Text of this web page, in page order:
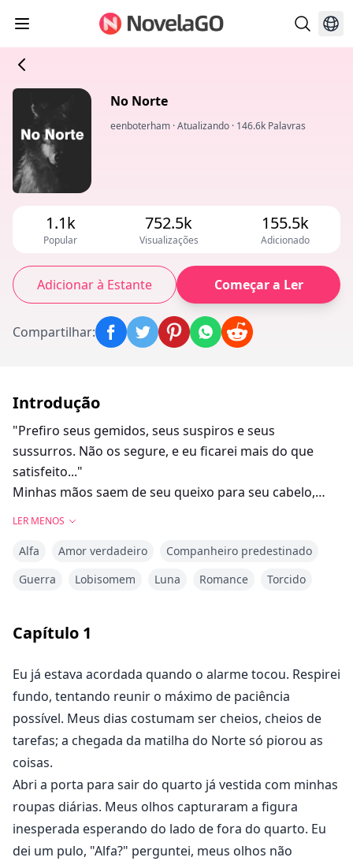
No Norte
eenboterham ·Atualizando · 146.6k Palavras
1.1k
Popular
752.5k
Visualizações
155.5k
Adicionado
Adicionar à Estante Começar a Ler
Compartilhar:
Introdução
"Prefiro seus gemidos, seus suspiros e seus
sussurros. Não os segure, e eu ficarei mais do que
satisfeito..."
Minhas mãos saem de seu queixo para seu cabelo,
dá um beijo molhado bem ao lado do meu umbigo. Eu
me contraio ao soltar um suspiro. Ele vai subindo,
completamente fora e sua boca esteja em meu
Aelin tem sido maltratada por sua alcateia pelo tempo
que consegue se lembrar, mas à medida que as
ameaças do Reino dos Vampiros se tornam mais
palpáveis, sua alcateia precisa chamar os do Norte
para ajudá-los a treinar e se preparar para o Reino dos
Vampiros. O que acontece quando o Alfa do Norte se
interessa por Aelin?
LER MENOS
Alfa Amor verdadeiro
Companheiro predestinado
Guerra
Lobisomem Luna Romance Torcido
Capítulo 1
Eu já estava acordada quando o alarme tocou. Respirei
fundo, tentando reunir o máximo de paciência
possível. Meus dias costumam ser cheios, cheios de
tarefas; a chegada da matilha do Norte só piorou as
coisas.
Abri a porta para sair do quarto já vestida com minhas
roupas diárias. Meus olhos capturaram a figura
inesperada esperando do lado de fora do quarto. Eu
dei um pulo, "Alfa?" perguntei, meus olhos não